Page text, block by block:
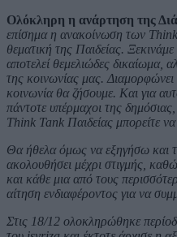
Ολόκληρη η ανάρτηση της
επίσημα η ανακοίνωση των
θεματική της Παιδείας.
αποτελεί θεμελιώδες δικαίωμα,
της κοινωνίας μας. Διαμορφώνει
κοινωνία θα ζήσουμε. Και για
πάντοτε υπέρμαχοι της
Think Tank Παιδείας μπορείτε να
Θα ήθελα όμως να εξηγήσω και
ακολουθήσει μέχρι στιγμής,
και κάθε μια από τους
αίτηση ενδιαφέροντος για να
Στις 18/12 ολοκληρώθηκε